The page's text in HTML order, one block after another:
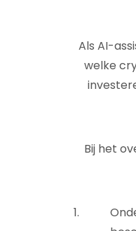
Als AI-
welke
Bij het